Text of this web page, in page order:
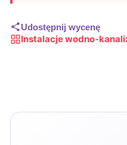
Udostępnij wycenę
Instalacje wodno-